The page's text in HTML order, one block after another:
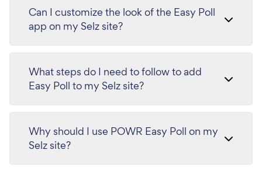
Can I customize the look of the Easy Poll
app on my Selz site?
What steps do I need to follow to add
Easy Poll to my Selz site?
Why should I use POWR Easy Poll on my
Selz site?